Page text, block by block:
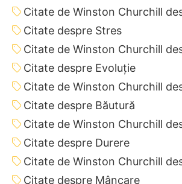
Citate de Winston Churchill
Citate despre Stres
Citate de Winston Churchill
Citate despre Evoluție
Citate de Winston Churchill
Citate despre Băutură
Citate de Winston Churchill
Citate despre Durere
Citate de Winston Churchill
Citate despre Mâncare